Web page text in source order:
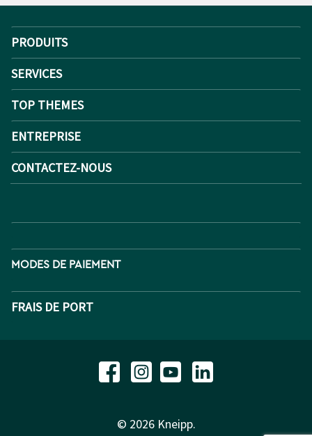
PRODUITS
SERVICES
TOP THEMES
ENTREPRISE
CONTACTEZ-NOUS
MODES DE PAIEMENT
FRAIS DE PORT
© 2026 Kneipp.